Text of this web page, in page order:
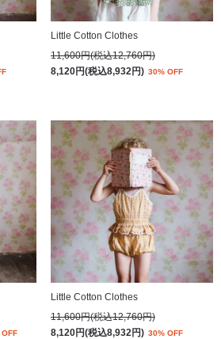
Little Cotton Clothes
11,600円(税込12,760円)
8,120円(税込8,932円) 30% OFF
Little Cotton Clothes
11,600円(税込12,760円)
8,120円(税込8,932円) 30% OFF